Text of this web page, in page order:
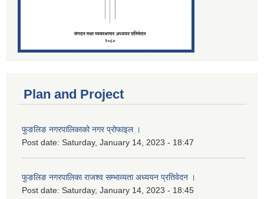
Plan and Project
फुङलिङ नगरपालिकाको नगर प्रोफाइल ।
Post date: Saturday, January 14, 2023 - 18:47
फुङलिङ नगरपालिका राजश्व सम्भाव्यता अध्ययन प्रतिवेदन ।
Post date: Saturday, January 14, 2023 - 18:45